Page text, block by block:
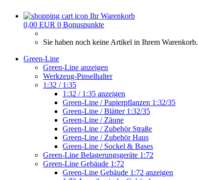
Ihr Warenkorb
0,00 EUR 0 Bonuspunkte
Sie haben noch keine Artikel in Ihrem Warenkorb.
Green-Line
Green-Line anzeigen
Werkzeug-Pinselhalter
1:32 / 1:35
1:32 / 1:35 anzeigen
Green-Line / Papierpflanzen 1:32/35
Green-Line / Blätter 1:32/35
Green-Line / Zäune
Green-Line / Zubehör Straße
Green-Line / Zubehör Haus
Green-Line / Sockel & Bases
Green-Line Belagerungsgeräte 1:72
Green-Line Gebäude 1:72
Green-Line Gebäude 1:72 anzeigen